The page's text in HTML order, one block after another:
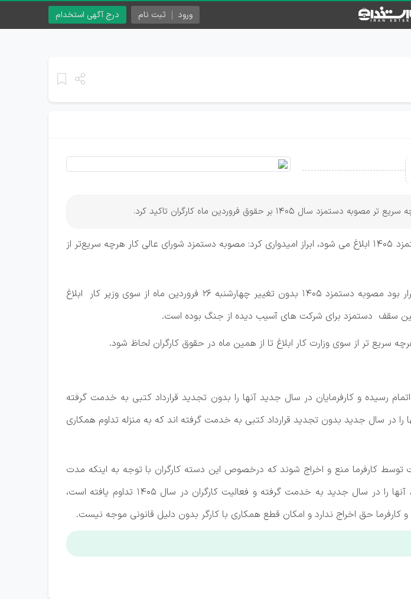
درج آگهی استخدام ورود ثبت نام
بر حقوق فروردین ماه کارگران تاکید کرد.
یک فعال کارگری با بیان اینکه مصوبه افزایش حق مسکن کارگران پس از مصوبه دستمزد ۱۴۰۵ ابلاغ می شود، ابراز امیدواری کرد: مصوبه دستمزد شورای عالی کار هرچه سریع‌تر از
محمدرضا فرزعلیان در گفت وگو با ایسنا، با اشاره به مصوبه دستمزد ۱۴۰۵ گفت: قرار بود مصوبه دستمزد ۱۴۰۵ بدون تغییر چهارشنبه ۲۶ فروردین ماه از سوی وزیر کار ابلاغ
سقف دستمزد برای شرکت های آسیب دیده از جنگ بوده است.
سریع تر از سوی وزارت کار ابلاغ تا از همین ماه در حقوق کارگران لحاظ شود.
اتمام رسیده و کارفرمایان در سال جدید آنها را بدون تجدید قرارداد کتبی به خدمت گرفته
را در سال جدید بدون تجدید قرارداد کتبی به خدمت گرفته اند که به منزله تداوم همکاری
توسط کارفرما منع و اخراج شوند که درخصوص این دسته کارگران با توجه به اینکه مدت
قرارداد کارگران در ۲۹ اسفند ۱۴۰۴ خاتمه یافته و کارفرما بدون تجدید قرارداد کتبی، آنها را در سال جدید به خدمت گرفته و فعالیت کارگران در سال ۱۴۰۵ تداوم یافته است،